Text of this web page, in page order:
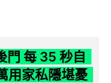
門 每 35 秒自
用家私隱堪憂